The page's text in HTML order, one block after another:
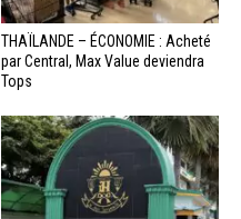
THAÏLANDE – ÉCONOMIE : Acheté
par Central, Max Value deviendra
Tops